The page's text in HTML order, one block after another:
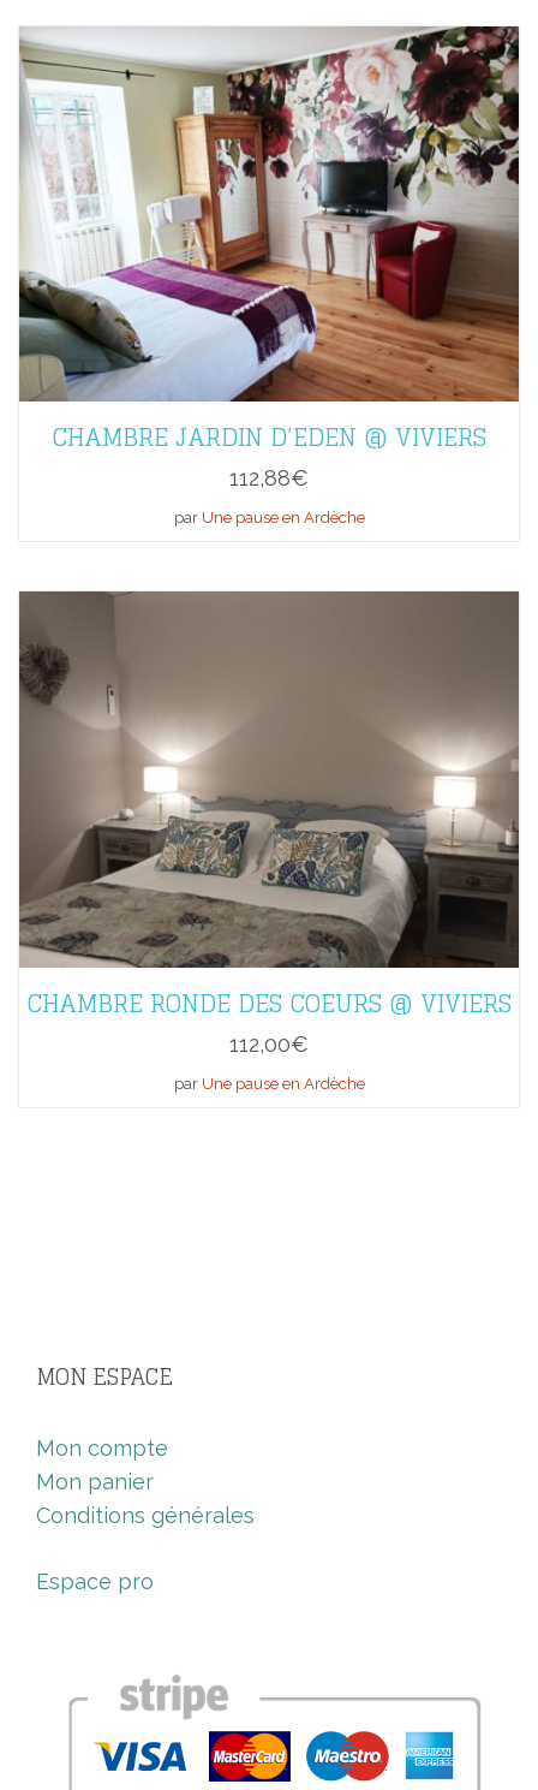
CHAMBRE JARDIN D’EDEN @ VIVIERS
112,88€
par Une pause en Ardèche
CHAMBRE RONDE DES COEURS @ VIVIERS
112,00€
par Une pause en Ardèche
MON ESPACE
Mon compte
Mon panier
Conditions générales
Espace pro